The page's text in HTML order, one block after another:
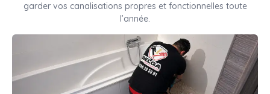
garder vos canalisations propres et fonctionnelles toute
l’année.